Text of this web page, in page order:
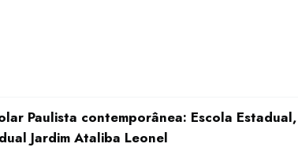
Paulista contemporânea: Escola Estadual,
Jardim Ataliba Leonel